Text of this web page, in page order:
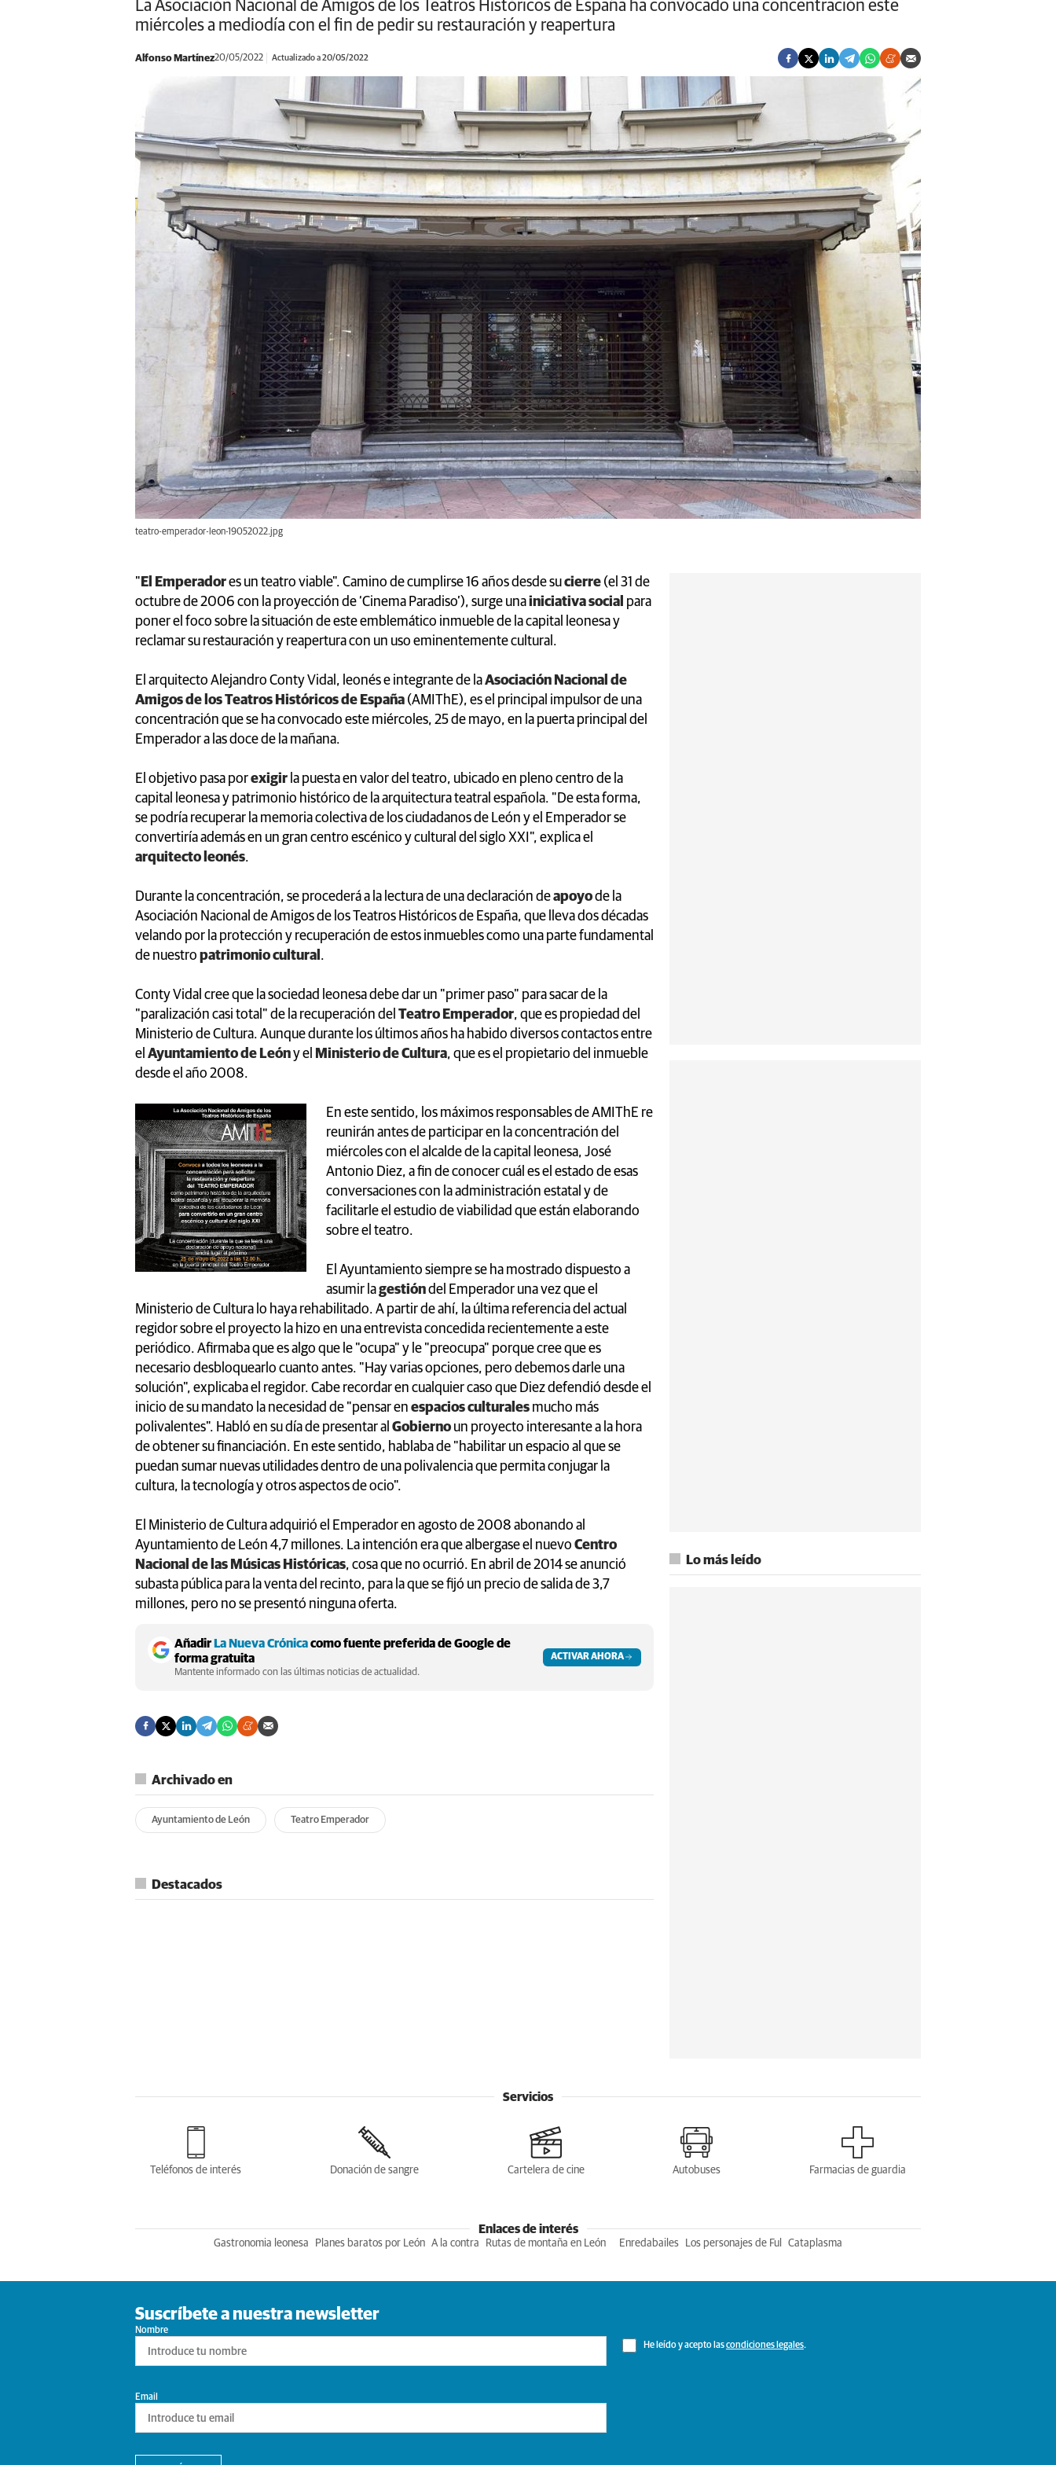
La Asociación Nacional de Amigos de los Teatros Históricos de España ha convocado una concentración este
miércoles a mediodía con el fin de pedir su restauración y reapertura
Alfonso Martínez20/05/2022 Actualizado a 20/05/2022
teatro-emperador-leon-19052022.jpg
" El Emperadores un teatro viable". Camino de cumplirse 16 años desde sucierre (el 31 de
octubre de 2006 con la proyección de ‘Cinema Paradiso’), surge unainiciativa social para
poner el foco sobre la situación de este emblemático inmueble de la capital leonesa y
reclamar su restauración y reapertura con un uso eminentemente cultural.
El arquitecto Alejandro Conty Vidal, leonés e integrante de laAsociación Nacional de
Amigos de los Teatros Históricos de España (AMIThE), es el principal impulsor de una
concentración que se ha convocado este miércoles, 25 de mayo, en la puerta principal del
Emperador a las doce de la mañana.
El objetivo pasa porexigir la puesta en valor del teatro, ubicado en pleno centro de la
capital leonesa y patrimonio histórico de la arquitectura teatral española. "De esta forma,
se podría recuperar la memoria colectiva de los ciudadanos de León y el Emperador se
convertiría además en un gran centro escénico y cultural del siglo XXI", explica el
arquitecto leonés.
Durante la concentración, se procederá a la lectura de una declaración deapoyode la
Asociación Nacional de Amigos de los Teatros Históricos de España, que lleva dos décadas
velando por la protección y recuperación de estos inmuebles como una parte fundamental
de nuestro patrimonio cultural .
Conty Vidal cree que la sociedad leonesa debe dar un "primer paso" para sacar de la
"paralización casi total" de la recuperación del Teatro Emperador, que es propiedad del
Ministerio de Cultura. Aunque durante los últimos años ha habido diversos contactos entre
el Ayuntamiento de Leóny el Ministerio de Cultura, que es el propietario del inmueble
desde el año 2008.
En este sentido, los máximos responsables de AMIThE re
reunirán antes de participar en la concentración del
miércoles con el alcalde de la capital leonesa, José
Antonio Diez, a fin de conocer cuál es el estado de esas
conversaciones con la administración estatal y de
facilitarle el estudio de viabilidad que están elaborando
sobre el teatro.
El Ayuntamiento siempre se ha mostrado dispuesto a
asumir lagestióndel Emperador una vez que el
Ministerio de Cultura lo haya rehabilitado. A partir de ahí, la última referencia del actual
regidor sobre el proyecto la hizo en una entrevista concedida recientemente a este
periódico. Afirmaba que es algo que le "ocupa" y le "preocupa" porque cree que es
necesario desbloquearlo cuanto antes. "Hay varias opciones, pero debemos darle una
solución", explicaba el regidor. Cabe recordar en cualquier caso que Diez defendió desde el
inicio de su mandato la necesidad de "pensar en espacios culturales mucho más
polivalentes". Habló en su día de presentar al Gobierno un proyecto interesante a la hora
de obtener su financiación. En este sentido, hablaba de "habilitar un espacio al que se
puedan sumar nuevas utilidades dentro de una polivalencia que permita conjugar la
cultura, la tecnología y otros aspectos de ocio".
El Ministerio de Cultura adquirió el Emperador en agosto de 2008 abonando al
Ayuntamiento de León 4,7 millones. La intención era que albergase el nuevo Centro
Nacional de las Músicas Históricas, cosa que no ocurrió. En abril de 2014 se anunció
subasta pública para la venta del recinto, para la que se fijó un precio de salida de 3,7
millones, pero no se presentó ninguna oferta.
AñadirLa Nueva Crónicacomo fuente preferida de Google de
forma gratuita
Mantente informado con las últimas noticias de actualidad.
ACTIVAR AHORA
Archivado en
Ayuntamiento de León Teatro Emperador
Destacados
Lo más leído
Servicios
Teléfonos de interés Donación de sangre Cartelera de cine Autobuses Farmacias de guardia
Enlaces de interés
Gastronomia leonesa Planes baratos por León A la contra Rutas de montaña en León Enredabailes Los personajes de Ful Cataplasma
Suscríbete a nuestra newsletter
Nombre
He leído y acepto lascondiciones legales.
Email